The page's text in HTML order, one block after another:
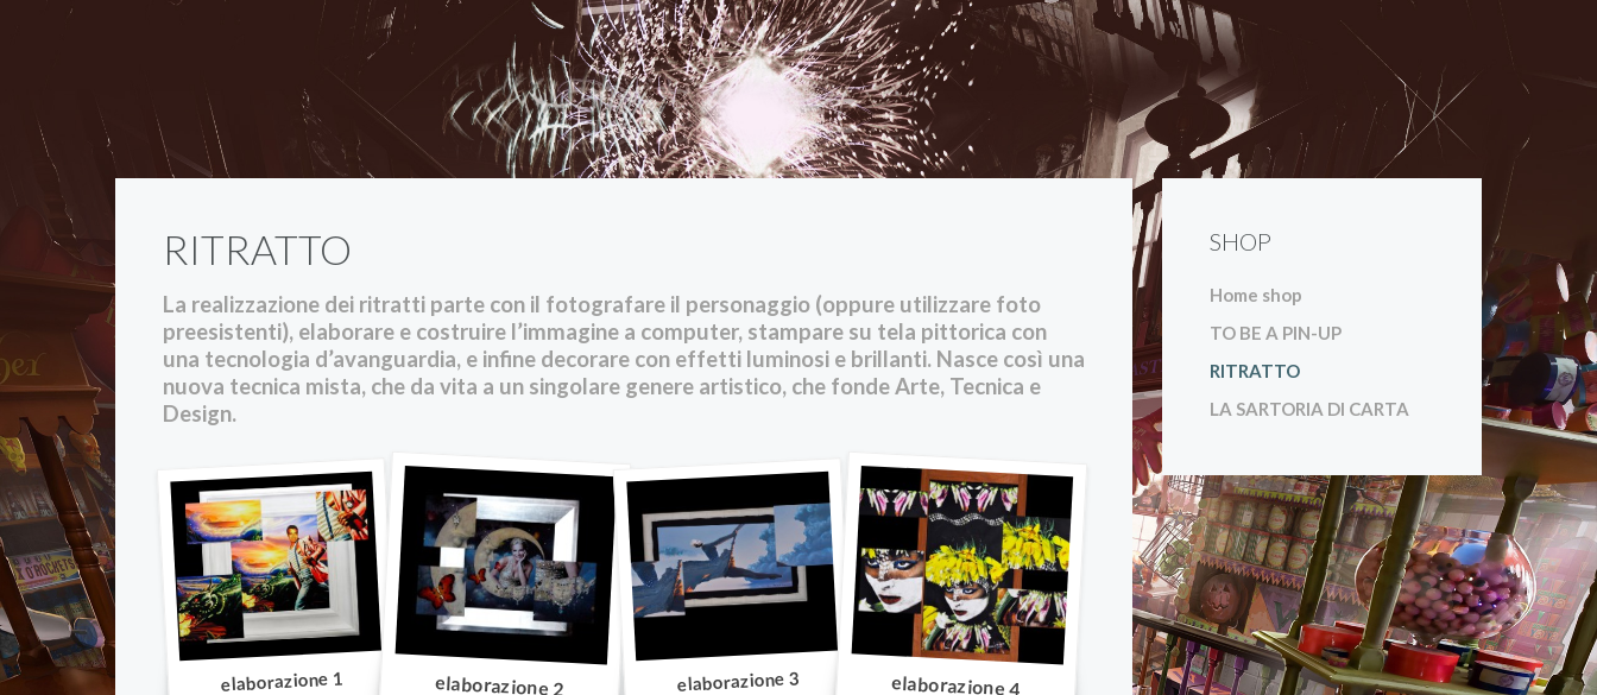
RITRATTO
La realizzazione dei ritratti parte con il fotografare il personaggio (oppure utilizzare foto
preesistenti), elaborare e costruire l’immagine a computer, stampare su tela pittorica con
una tecnologia d’avanguardia, e infine decorare con effetti luminosi e brillanti. Nasce così una
nuova tecnica mista, che da vita a un singolare genere artistico, che fonde Arte, Tecnica e
Design.
elaborazione 1 elaborazione 2 elaborazione 3 elaborazione 4
SHOP
Home shop
TO BE A PIN-UP
RITRATTO
LA SARTORIA DI CARTA